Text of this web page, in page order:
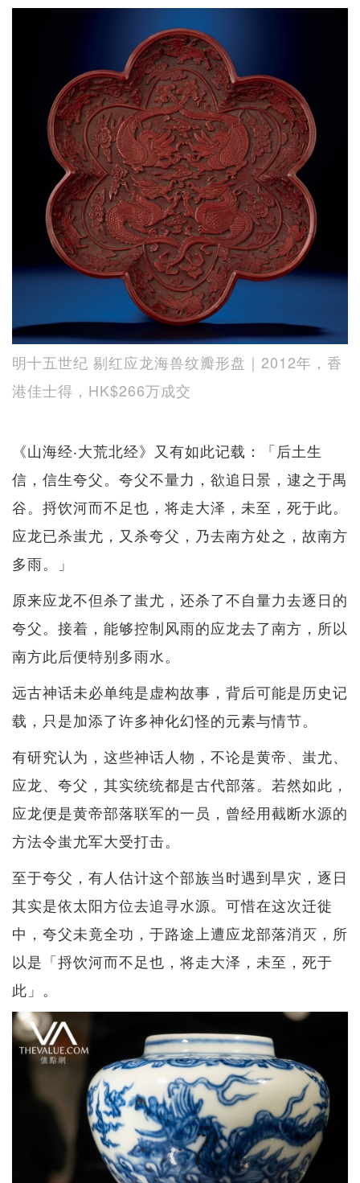
明十五世纪 剔红应龙海兽纹瓣形盘｜2012年，香
港佳士得，HK$266万成交
《山海经‧大荒北经》又有如此记载：「后土生
信，信生夸父。夸父不量力，欲追日景，逮之于禺
谷。捋饮河而不足也，将走大泽，未至，死于此。
应龙已杀蚩尤，又杀夸父，乃去南方处之，故南方
多雨。」
原来应龙不但杀了蚩尤，还杀了不自量力去逐日的
夸父。接着，能够控制风雨的应龙去了南方，所以
南方此后便特别多雨水。
远古神话未必单纯是虚构故事，背后可能是历史记
载，只是加添了许多神化幻怪的元素与情节。
有研究认为，这些神话人物，不论是黄帝、蚩尤、
应龙、夸父，其实统统都是古代部落。若然如此，
应龙便是黄帝部落联军的一员，曾经用截断水源的
方法令蚩尤军大受打击。
至于夸父，有人估计这个部族当时遇到旱灾，逐日
其实是依太阳方位去追寻水源。可惜在这次迁徙
中，夸父未竟全功，于路途上遭应龙部落消灭，所
以是「捋饮河而不足也，将走大泽，未至，死于
此」。